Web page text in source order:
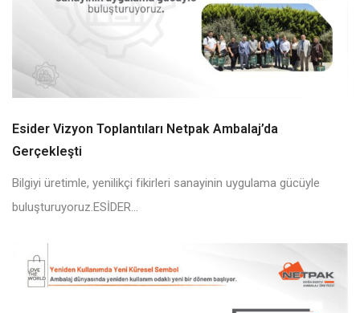
Esider Vizyon Toplantıları Netpak Ambalaj’da
Gerçekleşti
Bilgiyi üretimle, yenilikçi fikirleri sanayinin uygulama gücüyle
buluşturuyoruz.ESİDER...